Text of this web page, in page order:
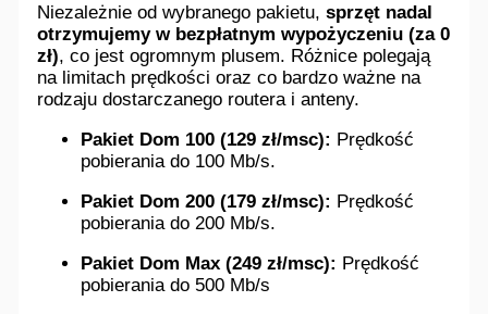
Niezależnie od wybranego pakietu,sprzęt nadal
otrzymujemy w bezpłatnym wypożyczeniu (za 0
zł), co jest ogromnym plusem. Różnice polegają
na limitach prędkości oraz co bardzo ważne na
rodzaju dostarczanego routera i anteny.
Pakiet Dom 100 (129 zł/msc): Prędkość
pobierania do 100 Mb/s.
Pakiet Dom 200 (179 zł/msc): Prędkość
pobierania do 200 Mb/s.
Pakiet Dom Max (249 zł/msc): Prędkość
pobierania do 500 Mb/s